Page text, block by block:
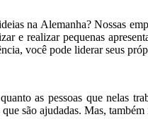
na Alemanha? Nossas
e realizar pequenas
você pode liderar seus
as pessoas que nelas
são ajudadas. Mas,